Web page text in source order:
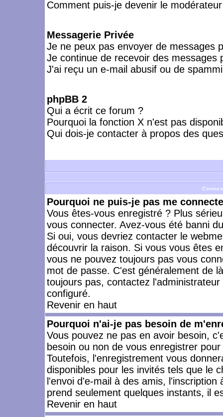
Comment puis-je devenir le
Messagerie Privée
Je ne peux pas envoyer de messages
Je continue de recevoir des messages
J'ai reçu un e-mail abusif ou de
phpBB 2
Qui a écrit ce forum ?
Pourquoi la fonction X n'est pas
Qui dois-je contacter à propos des
Pourquoi ne puis-je pas me
Vous êtes-vous enregistré ? Plus
vous connecter. Avez-vous été banni
Si oui, vous devriez contacter le
découvrir la raison. Si vous vous êtes
vous ne pouvez toujours pas vous
mot de passe. C'est généralement de
toujours pas, contactez
configuré.
Revenir en haut
Pourquoi n'ai-je pas besoin de
Vous pouvez ne pas en avoir besoin,
besoin ou non de vous enregistrer
Toutefois, l'enregistrement vous
disponibles pour les invités tels que le
l'envoi d'e-mail à des amis,
prend seulement quelques instants, il
Revenir en haut